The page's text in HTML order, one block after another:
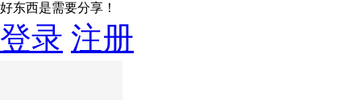
好东西是需要分享！
登录 注册